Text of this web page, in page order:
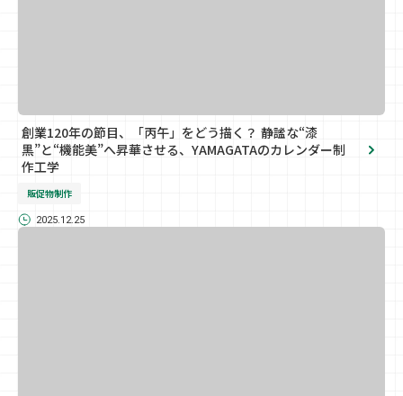
創業120年の節目、「丙午」をどう描く？ 静謐な“漆
黒”と“機能美”へ昇華させる、YAMAGATAのカレンダー制
作工学
販促物制作
2025.12.25